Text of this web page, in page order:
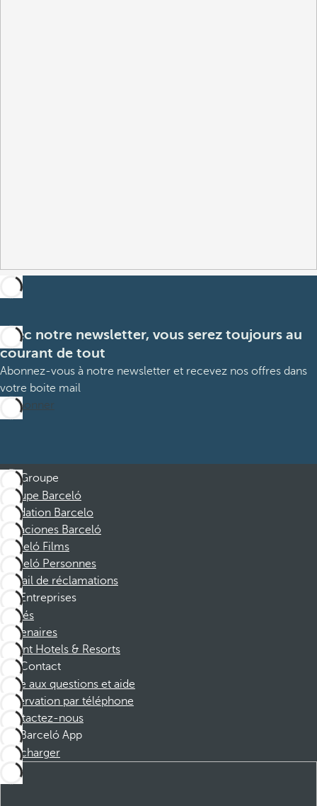
Avec notre newsletter, vous serez toujours au
courant de tout
Abonnez-vous à notre newsletter et recevez nos offres dans
votre boite mail
M’abonner
Groupe
Groupe Barceló
Fondation Barcelo
Vacaciones Barceló
Barceló Films
Barceló Personnes
Portail de réclamations
Entreprises
Affiliés
Partenaires
Dorint Hotels & Resorts
Contact
Foire aux questions et aide
Réservation par téléphone
Contactez-nous
Barceló App
Télécharger